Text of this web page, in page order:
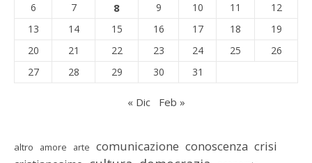
6
7 8 9 10 11
12
13
14 15 16 17 18
19
20
21 22 23 24 25
26
27
28 29 30 31
« Dic Feb »
altro amore arte comunicazione conoscenza crisi